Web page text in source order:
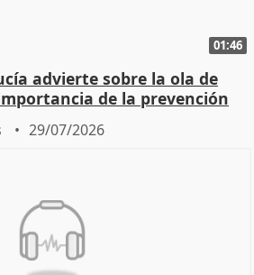
01:46
advierte sobre la ola de
de la prevención
29/07/2026